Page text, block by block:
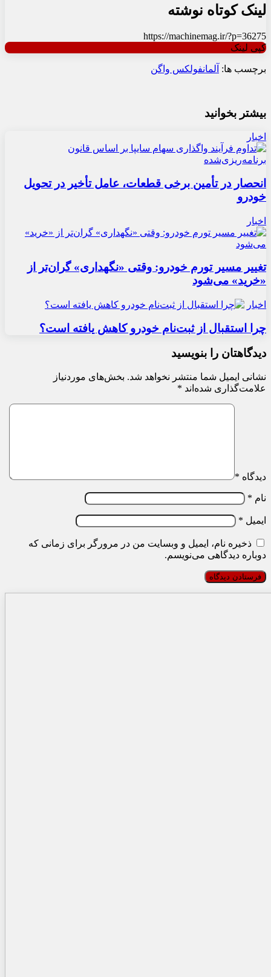
لینک کوتاه نوشته
https://machinemag.ir/?p=36275
کپی لینک
برچسب ها: آلمانفولکس واگن
بیشتر بخوانید
اخبار
انحصار در تأمین برخی قطعات، عامل تأخیر در تحویل
خودرو
اخبار
تغییر مسیر تورم خودرو: وقتی «نگهداری» گران‌تر از
«خرید» می‌شود
اخبار
چرا استقبال از ثبت‌نام خودرو کاهش یافته است؟
دیدگاهتان را بنویسید
نشانی ایمیل شما منتشر نخواهد شد. بخش‌های موردنیاز
علامت‌گذاری شده‌اند *
دیدگاه *
نام *
ایمیل *
ذخیره نام، ایمیل و وبسایت من در مرورگر برای زمانی که
دوباره دیدگاهی می‌نویسم.